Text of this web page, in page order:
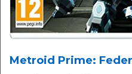
Metroid Prime: